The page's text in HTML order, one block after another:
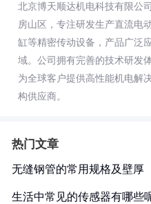
北京博天顺达机电科技有限公
房山区，专注研发生产直流电
缸等精密传动设备，产品广泛
域。公司拥有完善的技术研发
为全球客户提供高性能机电解
构供应商。
热门文章
无缝钢管的常用规格及壁厚
生活中常见的传感器有哪些